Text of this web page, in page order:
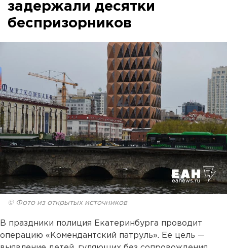
задержали десятки
беспризорников
© Фото из открытых источников
В праздники полиция Екатеринбурга проводит
операцию «Комендантский патруль». Ее цель —